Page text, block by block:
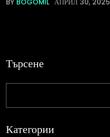
Търсене
Категории